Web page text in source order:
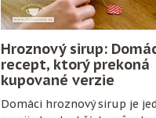
Hroznový sirup:
recept, ktorý prekoná
kupované verzie
Domáci hroznový sirup je